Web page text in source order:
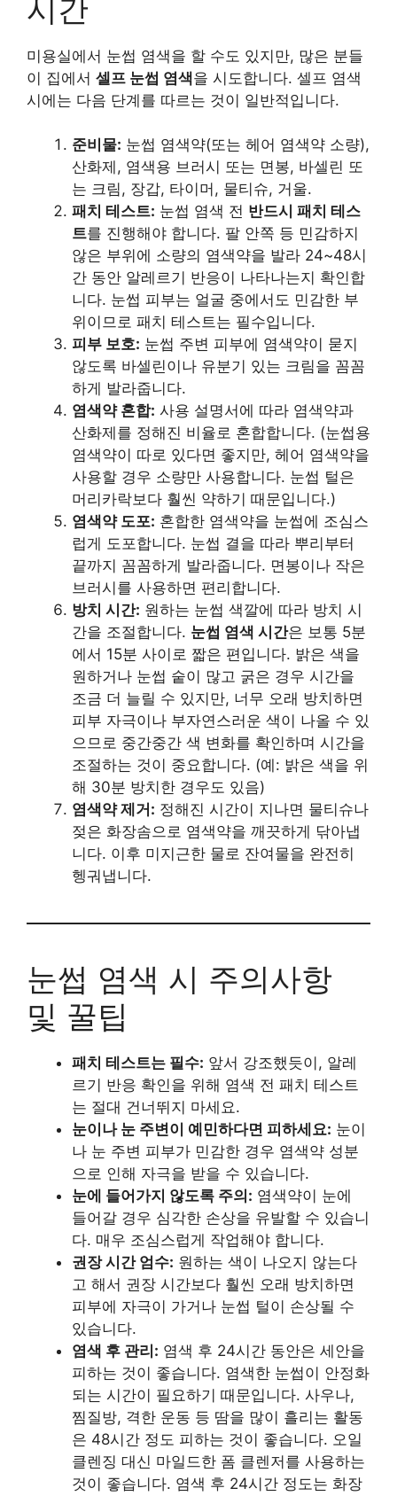
시간
미용실에서 눈썹 염색을 할 수도 있지만, 많은 분들
이 집에서 셀프 눈썹 염색을 시도합니다. 셀프 염색
시에는 다음 단계를 따르는 것이 일반적입니다.
준비물: 눈썹 염색약(또는 헤어 염색약 소량),
산화제, 염색용 브러시 또는 면봉, 바셀린 또
는 크림, 장갑, 타이머, 물티슈, 거울.
패치 테스트: 눈썹 염색 전 반드시 패치 테스
트를 진행해야 합니다. 팔 안쪽 등 민감하지
않은 부위에 소량의 염색약을 발라 24~48시
간 동안 알레르기 반응이 나타나는지 확인합
니다. 눈썹 피부는 얼굴 중에서도 민감한 부
위이므로 패치 테스트는 필수입니다.
피부 보호: 눈썹 주변 피부에 염색약이 묻지
않도록 바셀린이나 유분기 있는 크림을 꼼꼼
하게 발라줍니다.
염색약 혼합: 사용 설명서에 따라 염색약과
산화제를 정해진 비율로 혼합합니다. (눈썹용
염색약이 따로 있다면 좋지만, 헤어 염색약을
사용할 경우 소량만 사용합니다. 눈썹 털은
머리카락보다 훨씬 약하기 때문입니다.)
염색약 도포: 혼합한 염색약을 눈썹에 조심스
럽게 도포합니다. 눈썹 결을 따라 뿌리부터
끝까지 꼼꼼하게 발라줍니다. 면봉이나 작은
브러시를 사용하면 편리합니다.
방치 시간: 원하는 눈썹 색깔에 따라 방치 시
간을 조절합니다. 눈썹 염색 시간은 보통 5분
에서 15분 사이로 짧은 편입니다. 밝은 색을
원하거나 눈썹 숱이 많고 굵은 경우 시간을
조금 더 늘릴 수 있지만, 너무 오래 방치하면
피부 자극이나 부자연스러운 색이 나올 수 있
으므로 중간중간 색 변화를 확인하며 시간을
조절하는 것이 중요합니다. (예: 밝은 색을 위
해 30분 방치한 경우도 있음)
염색약 제거: 정해진 시간이 지나면 물티슈나
젖은 화장솜으로 염색약을 깨끗하게 닦아냅
니다. 이후 미지근한 물로 잔여물을 완전히
헹궈냅니다.
눈썹 염색 시 주의사항
및 꿀팁
패치 테스트는 필수: 앞서 강조했듯이, 알레
르기 반응 확인을 위해 염색 전 패치 테스트
는 절대 건너뛰지 마세요.
눈이나 눈 주변이 예민하다면 피하세요: 눈이
나 눈 주변 피부가 민감한 경우 염색약 성분
으로 인해 자극을 받을 수 있습니다.
눈에 들어가지 않도록 주의: 염색약이 눈에
들어갈 경우 심각한 손상을 유발할 수 있습니
다. 매우 조심스럽게 작업해야 합니다.
권장 시간 엄수: 원하는 색이 나오지 않는다
고 해서 권장 시간보다 훨씬 오래 방치하면
피부에 자극이 가거나 눈썹 털이 손상될 수
있습니다.
염색 후 관리: 염색 후 24시간 동안은 세안을
피하는 것이 좋습니다. 염색한 눈썹이 안정화
되는 시간이 필요하기 때문입니다. 사우나,
찜질방, 격한 운동 등 땀을 많이 흘리는 활동
은 48시간 정도 피하는 것이 좋습니다. 오일
클렌징 대신 마일드한 폼 클렌저를 사용하는
것이 좋습니다. 염색 후 24시간 정도는 화장